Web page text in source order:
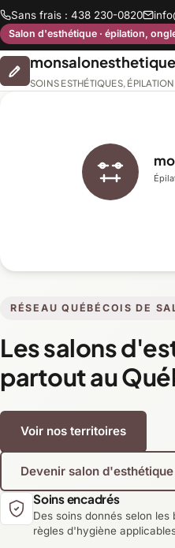
Sans frais : 438 230-0820
Salon d'esthétique · épilation,
SOINS ESTHÉTIQUES,
RÉSEAU QUÉBÉCOIS DE
Les salons
partout au
Voir nos territoires
Devenir salon
Soins encadrés
Des soins donnés selon
règles d'hygiène